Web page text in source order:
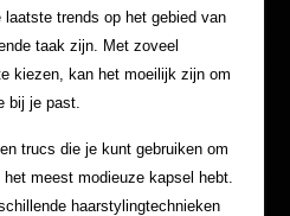
trends op het gebied van
taak zijn. Met zoveel
kiezen, kan het moeilijk zijn om
bij je past.
trucs die je kunt gebruiken om
meest modieuze kapsel hebt.
haarstylingtechnieken